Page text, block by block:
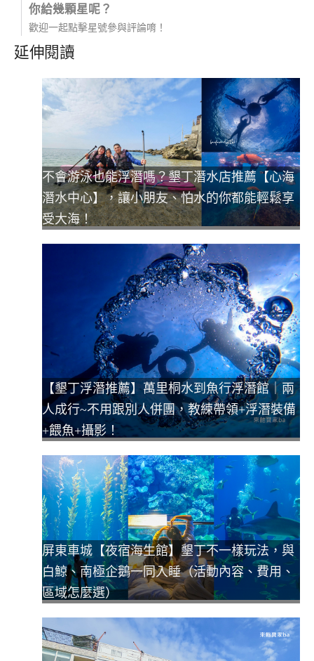
你給幾顆星呢？
歡迎一起點擊星號參與評論唷！
延伸閱讀
不會游泳也能浮潛嗎？墾丁潛水店推薦【心海
潛水中心】，讓小朋友、怕水的你都能輕鬆享
受大海！
【墾丁浮潛推薦】萬里桐水到魚行浮潛館｜兩
人成行~不用跟別人併團，教練帶領+浮潛裝備
+餵魚+攝影！
屏東車城【夜宿海生館】墾丁不一樣玩法，與
白鯨、南極企鵝一同入睡（活動內容、費用、
區域怎麼選）